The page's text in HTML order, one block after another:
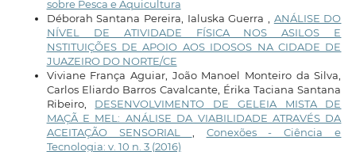
sobre Pesca e Aquicultura
Déborah Santana Pereira, Ialuska Guerra , ANÁLISE DO
NÍVEL DE ATIVIDADE FÍSICA NOS ASILOS E
NSTITUIÇÕES DE APOIO AOS IDOSOS NA CIDADE DE
JUAZEIRO DO NORTE/CE
Viviane França Aguiar, João Manoel Monteiro da Silva,
Carlos Eliardo Barros Cavalcante, Érika Taciana Santana
Ribeiro, DESENVOLVIMENTO DE GELEIA MISTA DE
MAÇÃ E MEL: ANÁLISE DA VIABILIDADE ATRAVÉS DA
ACEITAÇÃO SENSORIAL
Conexões - Ciência e
Tecnologia: v. 10 n. 3 (2016)